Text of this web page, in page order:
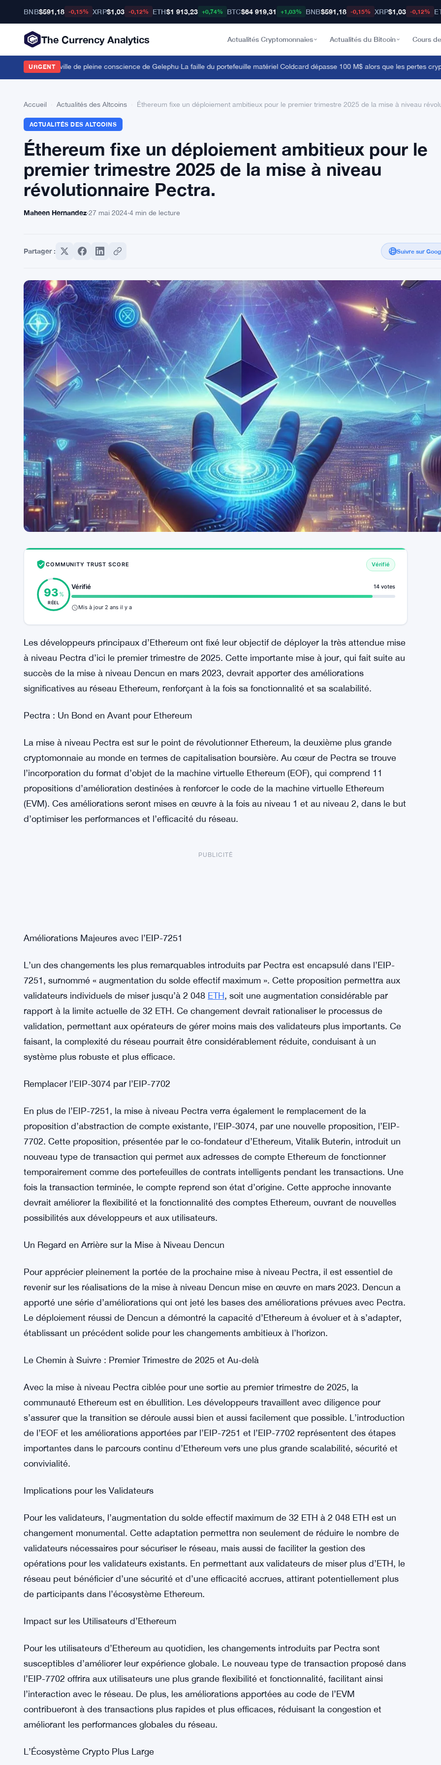
BNB$591,18 -0,15% XRP$1,03 -0,12% ETH$1 913,23 +0,74% BTC$64 919,31 +1,03% BNB$591,18 -0,15% XRP$1,03 -0,12%
The Currency Analytics Actualités Cryptomonnaies Actualités du Bitcoin Cours
URGENT
accord sur la ville de pleine conscience de Gelephu·La faille du portefeuille matériel Coldcard dépasse 100 M$ alors que les pertes
Accueil Actualités des Altcoins Éthereum fixe un déploiement ambitieux pour le premier trimestre 2025 de la mise à niveau
ACTUALITÉS DES ALTCOINS
Éthereum fixe un déploiement ambitieux pour le
premier trimestre 2025 de la mise à niveau
révolutionnaire Pectra.
Maheen Hernandez·27 mai 2024·4 min de lecture
Partager : Suivre sur
COMMUNITY TRUST SCORE Vérifié
93 %
RÉEL
Vérifié 14 votes
Mis à jour 2 ans il y a
Les développeurs principaux d’Ethereum ont fixé leur objectif de déployer la très attendue mise
à niveau Pectra d’ici le premier trimestre de 2025. Cette importante mise à jour, qui fait suite au
succès de la mise à niveau Dencun en mars 2023, devrait apporter des améliorations
significatives au réseau Ethereum, renforçant à la fois sa fonctionnalité et sa scalabilité.
Pectra : Un Bond en Avant pour Ethereum
La mise à niveau Pectra est sur le point de révolutionner Ethereum, la deuxième plus grande
cryptomonnaie au monde en termes de capitalisation boursière. Au cœur de Pectra se trouve
l’incorporation du format d’objet de la machine virtuelle Ethereum (EOF), qui comprend 11
propositions d’amélioration destinées à renforcer le code de la machine virtuelle Ethereum
(EVM). Ces améliorations seront mises en œuvre à la fois au niveau 1 et au niveau 2, dans le but
d’optimiser les performances et l’efficacité du réseau.
PUBLICITÉ
Améliorations Majeures avec l’EIP-7251
7251, surnommé « augmentation du solde effectif maximum ». Cette proposition permettra aux
rapport à la limite actuelle de 32 ETH. Ce changement devrait rationaliser le processus de
validation, permettant aux opérateurs de gérer moins mais des validateurs plus importants. Ce
faisant, la complexité du réseau pourrait être considérablement réduite, conduisant à un
système plus robuste et plus efficace.
Remplacer l’EIP-3074 par l’EIP-7702
En plus de l’EIP-7251, la mise à niveau Pectra verra également le remplacement de la
7702. Cette proposition, présentée par le co-fondateur d’Ethereum, Vitalik Buterin, introduit un
temporairement comme des portefeuilles de contrats intelligents pendant les transactions. Une
fois la transaction terminée, le compte reprend son état d’origine. Cette approche innovante
devrait améliorer la flexibilité et la fonctionnalité des comptes Ethereum, ouvrant de nouvelles
possibilités aux développeurs et aux utilisateurs.
revenir sur les réalisations de la mise à niveau Dencun mise en œuvre en mars 2023. Dencun a
apporté une série d’améliorations qui ont jeté les bases des améliorations prévues avec Pectra.
Le déploiement réussi de Dencun a démontré la capacité d’Ethereum à évoluer et à s’adapter,
établissant un précédent solide pour les changements ambitieux à l’horizon.
Le Chemin à Suivre : Premier Trimestre de 2025 et Au-delà
Avec la mise à niveau Pectra ciblée pour une sortie au premier trimestre de 2025, la
s’assurer que la transition se déroule aussi bien et aussi facilement que possible. L’introduction
de l’EOF et les améliorations apportées par l’EIP-7251 et l’EIP-7702 représentent des étapes
importantes dans le parcours continu d’Ethereum vers une plus grande scalabilité, sécurité et
convivialité.
Implications pour les Validateurs
Pour les validateurs, l’augmentation du solde effectif maximum de 32 ETH à 2 048 ETH est un
validateurs nécessaires pour sécuriser le réseau, mais aussi de faciliter la gestion des
opérations pour les validateurs existants. En permettant aux validateurs de miser plus d’ETH, le
réseau peut bénéficier d’une sécurité et d’une efficacité accrues, attirant potentiellement plus
de participants dans l’écosystème Ethereum.
Impact sur les Utilisateurs d’Ethereum
Pour les utilisateurs d’Ethereum au quotidien, les changements introduits par Pectra sont